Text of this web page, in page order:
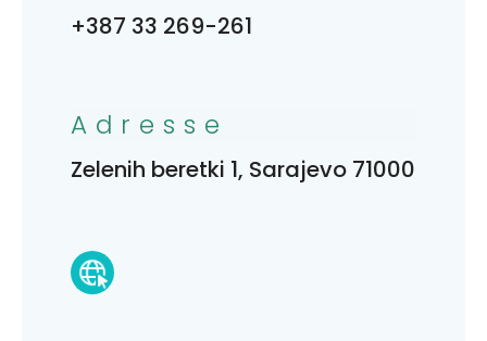
+387 33 269-261
Adresse
Zelenih beretki 1, Sarajevo 71000